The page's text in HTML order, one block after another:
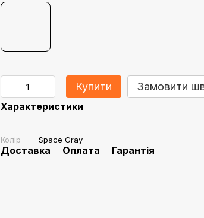
Купити Замовити
Характеристики
Колір Space Gray
Доставка Оплата Гарантія